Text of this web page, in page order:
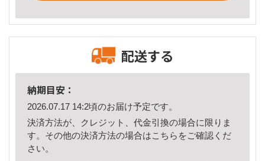
配送する
納期目安：
2026.07.17 14:2頃のお届け予定です。
決済方法が、クレジット、代金引換の場合に限りま
す。その他の決済方法の場合はこちら をご確認くだ
さい。